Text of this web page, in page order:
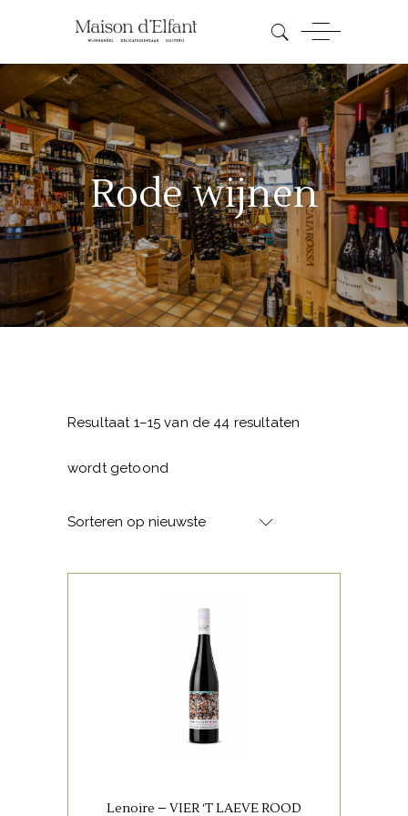
Rode wijnen
Resultaat 1–15 van de 44 resultaten
wordt getoondGesorteerd
Sorteren op nieuwste
LIMBURGSE FAVORIETEN
RODE WIJNEN
Lenoire – VIER ‘T LAEVE ROOD